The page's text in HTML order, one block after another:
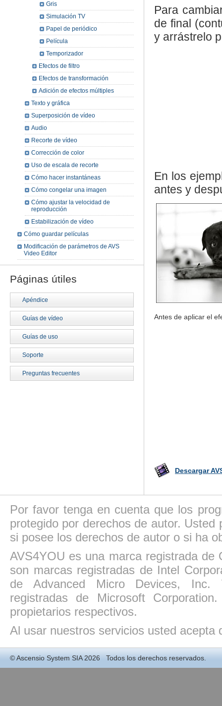
Para
de final
y arrástrelo
En los
antes y
Antes de aplicar el
Descargar
Gris
Simulación TV
Papel de periódico
Película
Temporizador
Efectos de filtro
Efectos de transformación
Adición de efectos múltiples
Texto y gráfica
Superposición de vídeo
Audio
Recorte de vídeo
Corrección de color
Uso de escala de recorte
Cómo hacer instantáneas
Cómo congelar una imagen
Cómo ajustar la velocidad de
reproducción
Estabilización de vídeo
Cómo guardar películas
Modificación de parámetros de AVS
Video Editor
Páginas útiles
Apéndice
Guías de vídeo
Guías de uso
Soporte
Preguntas frecuentes
Por favor tenga en cuenta que los
protegido por derechos de autor.
si posee los derechos de autor o si ha
AVS4YOU es una marca registrada
son marcas registradas de Intel
de Advanced Micro Devices, Inc.
registradas de Microsoft
propietarios respectivos.
Al usar nuestros servicios usted acepta
©Ascensio System SIA2026 Todos los derechos reservados.